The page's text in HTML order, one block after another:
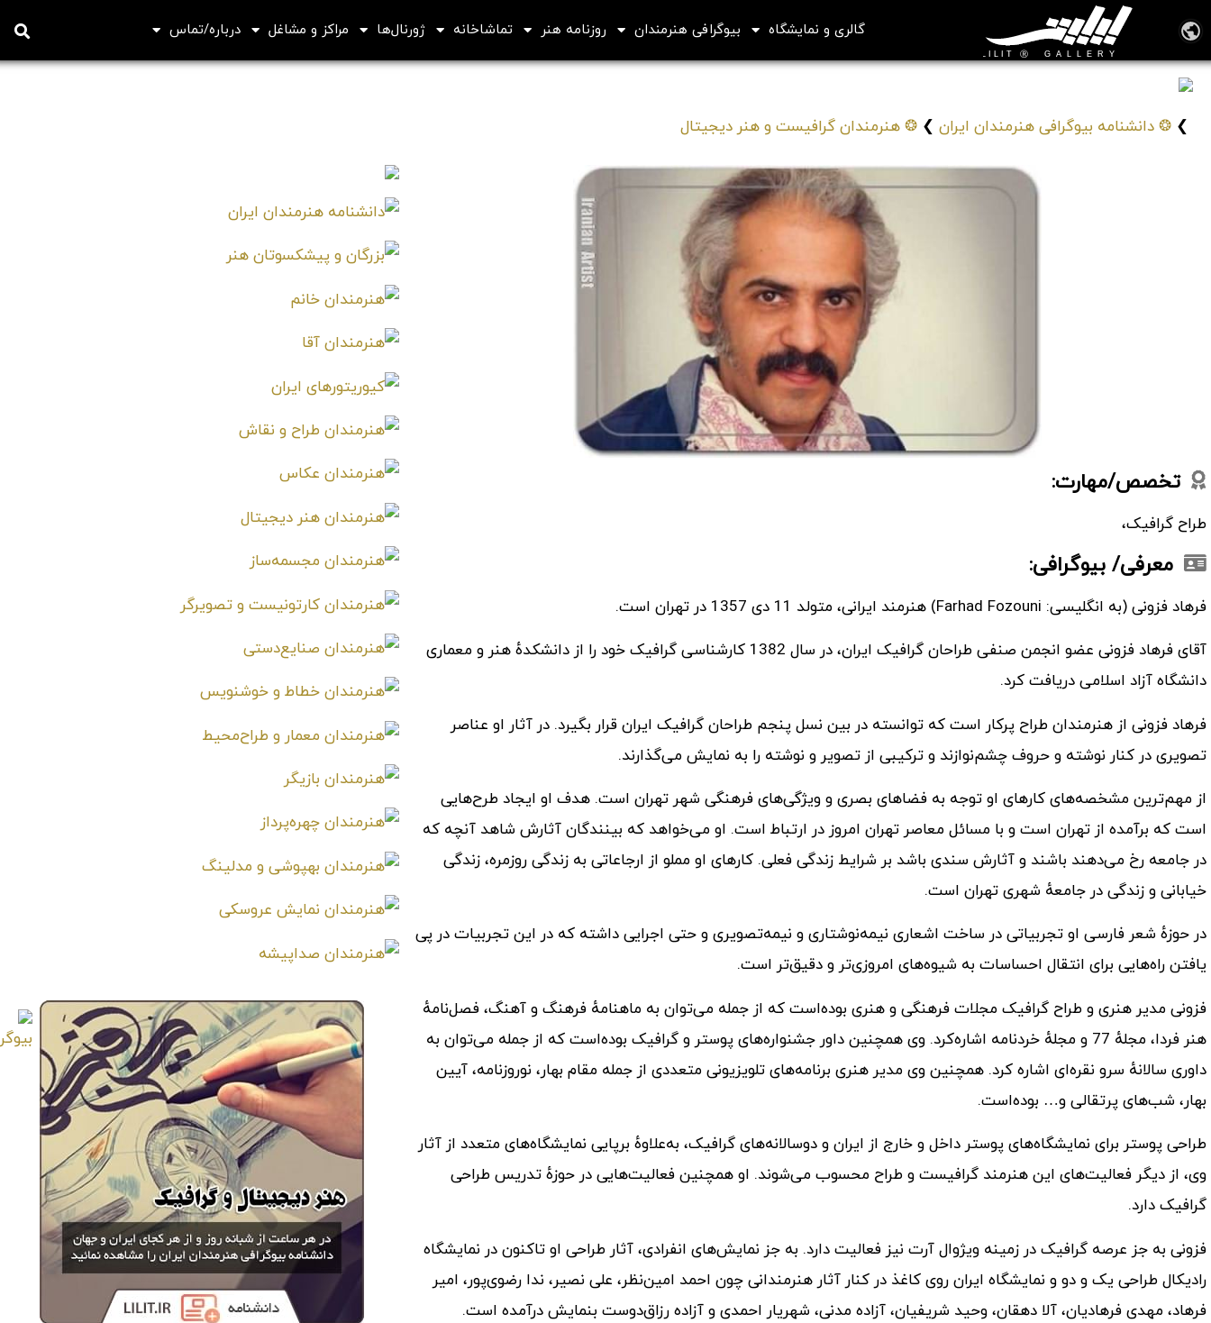
گالری و نمایشگاه بیوگرافی هنرمندان روزنامه هنر تماشاخانه ژورنال‌ها مراکز و مشاغل درباره/تماس
❯ ❂ دانشنامه بیوگرافی هنرمندان ایران ❯ ❂ هنرمندان گرافیست و هنر دیجیتال
تخصص/مهارت:
طراح گرافیک،
معرفی/ بیوگرافی:
فرهاد فزونی (به انگلیسی: Farhad Fozouni) هنرمند ایرانی، متولد 11 دی 1357 در تهران است.
آقای فرهاد فزونی عضو انجمن صنفی طراحان گرافیک ایران، در سال 1382 کارشناسی گرافیک خود را از دانشکدهٔ هنر و معماری
دانشگاه آزاد اسلامی دریافت کرد.
فرهاد فزونی از هنرمندان طراح پرکار است که توانسته در بین نسل پنجم طراحان گرافیک ایران قرار بگیرد. در آثار او عناصر
تصویری در کنار نوشته و حروف چشم‌نوازند و ترکیبی از تصویر و نوشته را به نمایش می‌گذارند.
از مهم‌ترین مشخصه‌های کارهای او توجه به فضاهای بصری و ویژگی‌های فرهنگی شهر تهران است. هدف او ایجاد طرح‌هایی
است که برآمده از تهران است و با مسائل معاصر تهران امروز در ارتباط است. او می‌خواهد که بینندگان آثارش شاهد آنچه که
در جامعه رخ می‌دهند باشند و آثارش سندی باشد بر شرایط زندگی فعلی. کارهای او مملو از ارجاعاتی به زندگی روزمره، زندگی
خیابانی و زندگی در جامعهٔ شهری تهران است.
در حوزهٔ شعر فارسی او تجربیاتی در ساخت اشعاری نیمه‌نوشتاری و نیمه‌تصویری و حتی اجرایی داشته که در این تجربیات در پی
یافتن راه‌هایی برای انتقال احساسات به شیوه‌های امروزی‌تر و دقیق‌تر است.
فزونی مدیر هنری و طراح گرافیک مجلات فرهنگی و هنری بوده‌است که از جمله می‌توان به ماهنامهٔ فرهنگ و آهنگ، فصل‌نامهٔ
هنر فردا، مجلهٔ 77 و مجلهٔ خردنامه اشاره‌کرد. وی همچنین داور جشنواره‌های پوستر و گرافیک بوده‌است که از جمله می‌توان به
داوری سالانهٔ سرو نقره‌ای اشاره کرد. همچنین وی مدیر هنری برنامه‌های تلویزیونی متعددی از جمله مقام بهار، نوروزنامه، آیین
بهار، شب‌های پرتقالی و… بوده‌است.
طراحی پوستر برای نمایشگاه‌های پوستر داخل و خارج از ایران و دوسالانه‌های گرافیک، به‌علاوهٔ برپایی نمایشگاه‌های متعدد از آثار
وی، از دیگر فعالیت‌های این هنرمند گرافیست و طراح محسوب می‌شوند. او همچنین فعالیت‌هایی در حوزهٔ تدریس طراحی
گرافیک دارد.
فزونی به جز عرصه گرافیک در زمینه ویژوال آرت نیز فعالیت دارد. به جز نمایش‌های انفرادی، آثار طراحی او تاکنون در نمایشگاه
رادیکال طراحی یک و دو و نمایشگاه ایران روی کاغذ در کنار آثار هنرمندانی چون احمد امین‌نظر، علی نصیر، ندا رضوی‌پور، امیر
فرهاد، مهدی فرهادیان، آلا دهقان، وحید شریفیان، آزاده مدنی، شهریار احمدی و آزاده رزاق‌دوست بنمایش درآمده است.